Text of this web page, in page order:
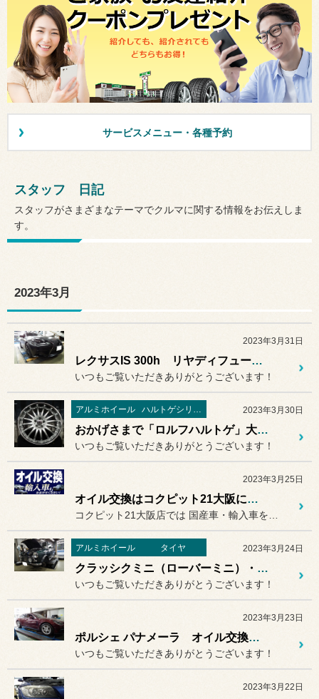
サービスメニュー・各種予約
スタッフ 日記
スタッフがさまざまなテーマでクルマに関する情報をお伝えしま
す。
2023年3月
2023年3月31日
レクサスIS 300h リヤディフューザー加工＆マフラー交換＆シートベルト張替え LEXUS IS 300h
いつもご覧いただきありがとうございます！
アルミホイール ハルトゲシリーズ 2023年3月30日
おかげさまで「ロルフハルトゲ」大好評です！ Rolfhartge F16 RSF
いつもご覧いただきありがとうございます！
2023年3月25日
オイル交換はコクピット21大阪におまかせください
アルミホイール タイヤ 2023年3月24日
クラッシクミニ（ローバーミニ）・タイヤ＆ホイールお取り付け＆足回りリフレッシュ、etc... Mini
いつもご覧いただきありがとうございます！
2023年3月23日
ポルシェ パナメーラ オイル交換のご紹介 PORSCHE Panamera
いつもご覧いただきありがとうございます！
2023年3月22日